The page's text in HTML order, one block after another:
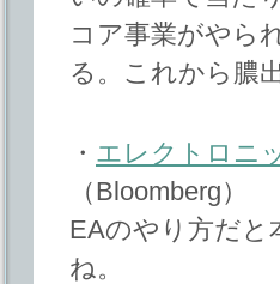
コア事業がやら
る。これから膿
・ エレクトロニ
（Bloomberg）
EAのやり方だと
ね。